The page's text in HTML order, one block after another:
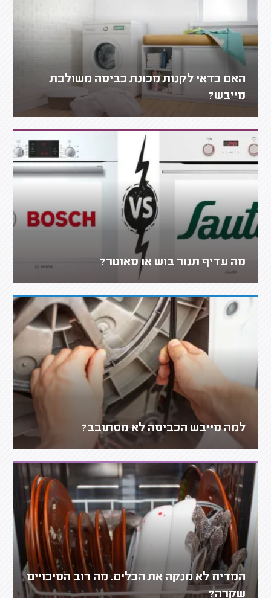
האם כדאי לקנות מכונת כביסה משולבת
מייבש?
מה עדיף תנור בוש או סאוטר?
למה מייבש הכביסה לא מסתובב?
המדיח לא מנקה את הכלים. מה רוב הסיכויים
שקרה?